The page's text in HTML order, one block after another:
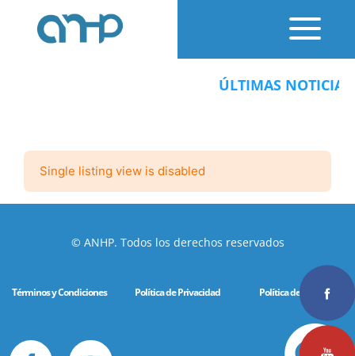
ÚLTIMAS
Single listing view is disabled
© ANHP. Todos los derechos reservados
Términos y Condiciones Política de Privacidad Política de Cookies